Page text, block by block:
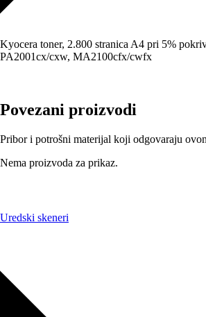
Uredski skeneri
Kyocera toner, 2.800 stranica A4 pri 5%
PA2001cx/cxw, MA2100cfx/cwfx
Povezani proizvodi
Pribor i potrošni materijal koji odgovaraju
Nema proizvoda za prikaz.